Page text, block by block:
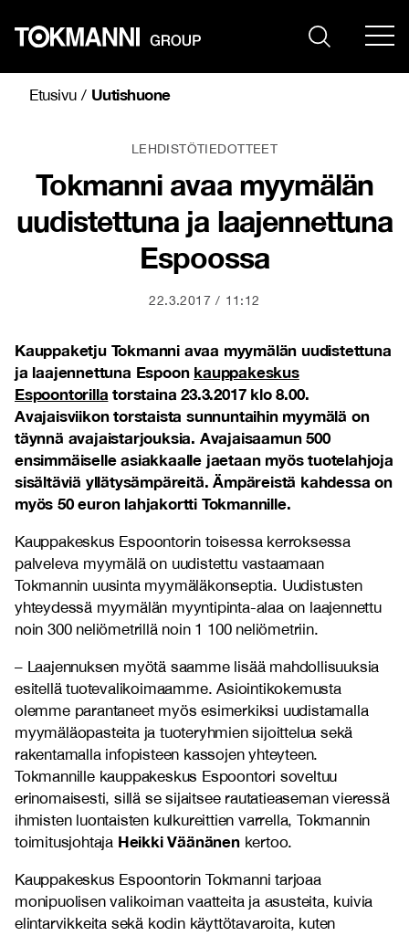
sisältöön
Etusivu/ Uutishuone
LEHDISTÖTIEDOTTEET
Tokmanni avaa myymälän
uudistettuna ja laajennettuna
Espoossa
22.3.2017 11:12
Kauppaketju Tokmanni avaa myymälän uudistettuna
ja laajennettuna Espoon kauppakeskus
Espoontorilla torstaina 23.3.2017 klo 8.00.
Avajaisviikon torstaista sunnuntaihin myymälä on
täynnä avajaistarjouksia. Avajaisaamun 500
ensimmäiselle asiakkaalle jaetaan myös tuotelahjoja
sisältäviä yllätysämpäreitä. Ämpäreistä kahdessa on
myös 50 euron lahjakortti Tokmannille.
Kauppakeskus Espoontorin toisessa kerroksessa
palveleva myymälä on uudistettu vastaamaan
Tokmannin uusinta myymäläkonseptia. Uudistusten
yhteydessä myymälän myyntipinta-alaa on laajennettu
noin 300 neliömetrillä noin 1 100 neliömetriin.
– Laajennuksen myötä saamme lisää mahdollisuuksia
esitellä tuotevalikoimaamme. Asiointikokemusta
olemme parantaneet myös esimerkiksi uudistamalla
myymäläopasteita ja tuoteryhmien sijoittelua sekä
rakentamalla infopisteen kassojen yhteyteen.
Tokmannille kauppakeskus Espoontori soveltuu
erinomaisesti, sillä se sijaitsee rautatieaseman vieressä
ihmisten luontaisten kulkureittien varrella, Tokmannin
toimitusjohtaja Heikki Väänänenkertoo.
Kauppakeskus Espoontorin Tokmanni tarjoaa
monipuolisen valikoiman vaatteita ja asusteita, kuivia
elintarvikkeita sekä kodin käyttötavaroita, kuten